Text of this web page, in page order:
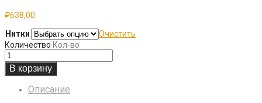
₽638,00
Нитки
Очистить
Количество Кол-во
В корзину
Описание